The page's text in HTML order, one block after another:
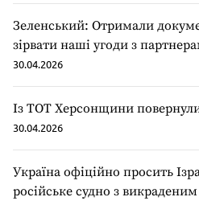
Зеленський: Отримали
зірвати наші угоди з
30.04.2026
Із ТОТ Херсонщини
30.04.2026
Україна офіційно просить
російське судно з